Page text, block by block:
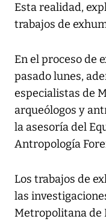
Esta realidad,
trabajos de
En el proceso de
pasado lunes,
especialistas de
arqueólogos y
la asesoría del
Antropología
Los trabajos de
las
Metropolitana de